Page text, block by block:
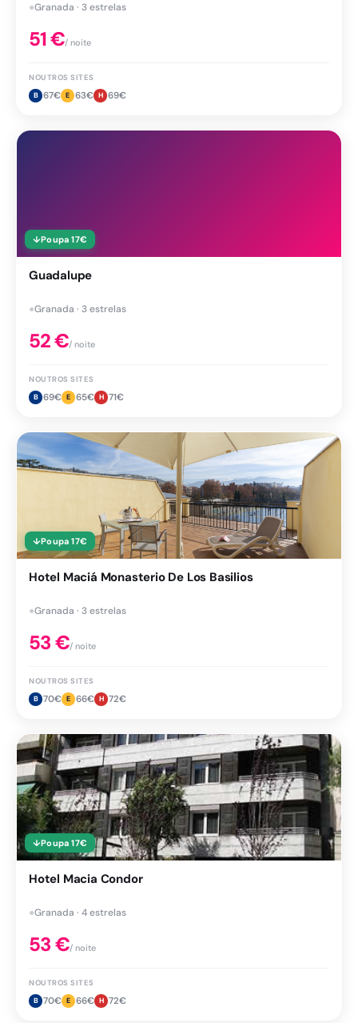
●Granada · 3 estrelas
51€/ noite
NOUTROS SITES
B 67€ E 63€ H 69€
↓Poupa 17€
Guadalupe
●Granada · 3 estrelas
52€/ noite
NOUTROS SITES
B 69€ E 65€ H 71€
↓Poupa 17€
Hotel Maciá Monasterio De Los Basilios
●Granada · 3 estrelas
53€/ noite
NOUTROS SITES
B 70€ E 66€ H 72€
↓Poupa 17€
Hotel Macia Condor
●Granada · 4 estrelas
53€/ noite
NOUTROS SITES
B 70€ E 66€ H 72€